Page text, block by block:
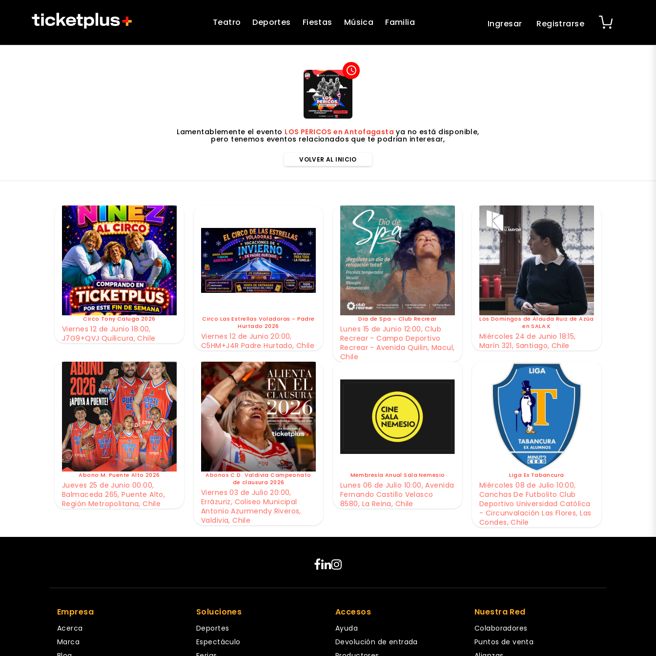
Teatro Deportes Fiestas Música Familia Ingresar Registrarse
access_time
Lamentablemente el evento LOS PERICOS en Antofagasta ya no está disponible,
pero tenemos eventos relacionados que te podrian interesar,
VOLVER AL INICIO
Circo Tony Caluga 2026
Viernes 12 de Junio 18:00,
J7G9+QVJ Quilicura, Chile
Circo Las Estrellas Voladoras - Padre
Hurtado 2026
Viernes 12 de Junio 20:00,
C5HM+J4R Padre Hurtado, Chile
Dia de Spa - Club Recrear
Lunes 15 de Junio 12:00, Club
Recrear - Campo Deportivo
Recrear - Avenida Quilin, Macul,
Chile
Los Domingos de Alauda Ruiz de Azúa
en SALA K
Miércoles 24 de Junio 18:15,
Marín 321, Santiago, Chile
Abono M. Puente Alto 2026
Jueves 25 de Junio 00:00,
Balmaceda 265, Puente Alto,
Región Metropolitana, Chile
Abonos C.D. Valdivia Campeonato
de clausura 2026
Viernes 03 de Julio 20:00,
Errázuriz, Coliseo Municipal
Antonio Azurmendy Riveros,
Valdivia, Chile
Membresía Anual Sala Nemesio
Lunes 06 de Julio 10:00, Avenida
Fernando Castillo Velasco
8580, La Reina, Chile
Liga Ex Tabancura
Miércoles 08 de Julio 10:00,
Canchas De Futbolito Club
Deportivo Universidad Católica
- Circunvalación Las Flores, Las
Condes, Chile
Empresa
Acerca
Marca
Soluciones
Deportes
Espectáculo
Accesos
Ayuda
Devolución de entrada
Nuestra Red
Colaboradores
Puntos de venta